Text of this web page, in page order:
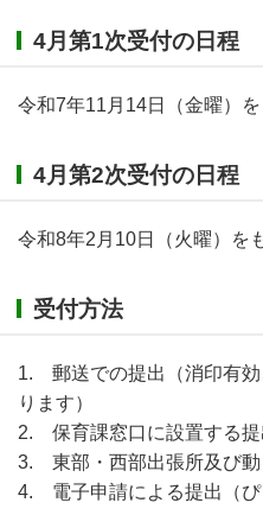
4月第1次受付の日程
令和7年11月14日（金曜）
4月第2次受付の日程
令和8年2月10日（火曜）を
受付方法
1. 郵送での提出（消印有効
ります）
2. 保育課窓口に設置する提
3. 東部・西部出張所及び動
4. 電子申請による提出（ぴ